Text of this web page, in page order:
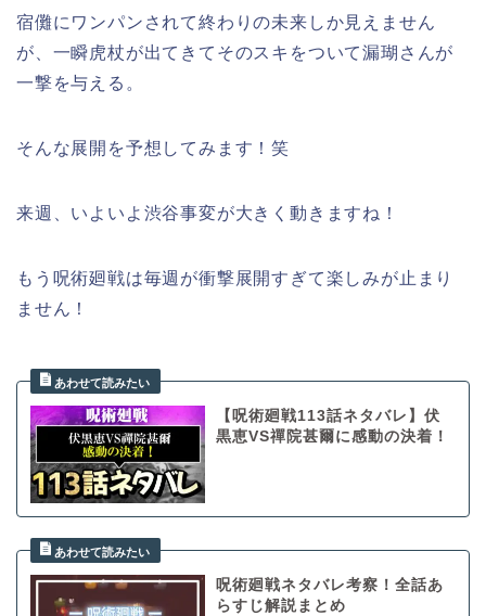
宿儺にワンパンされて終わりの未来しか見えません
が、一瞬虎杖が出てきてそのスキをついて漏瑚さんが
一撃を与える。
そんな展開を予想してみます！笑
来週、いよいよ渋谷事変が大きく動きますね！
もう呪術廻戦は毎週が衝撃展開すぎて楽しみが止まり
ません！
【呪術廻戦113話ネタバレ】伏
黒恵VS禪院甚爾に感動の決着！
呪術廻戦ネタバレ考察！全話あ
らすじ解説まとめ